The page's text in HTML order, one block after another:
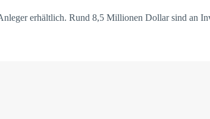
erhältlich. Rund 8,5 Millionen Dollar sind an